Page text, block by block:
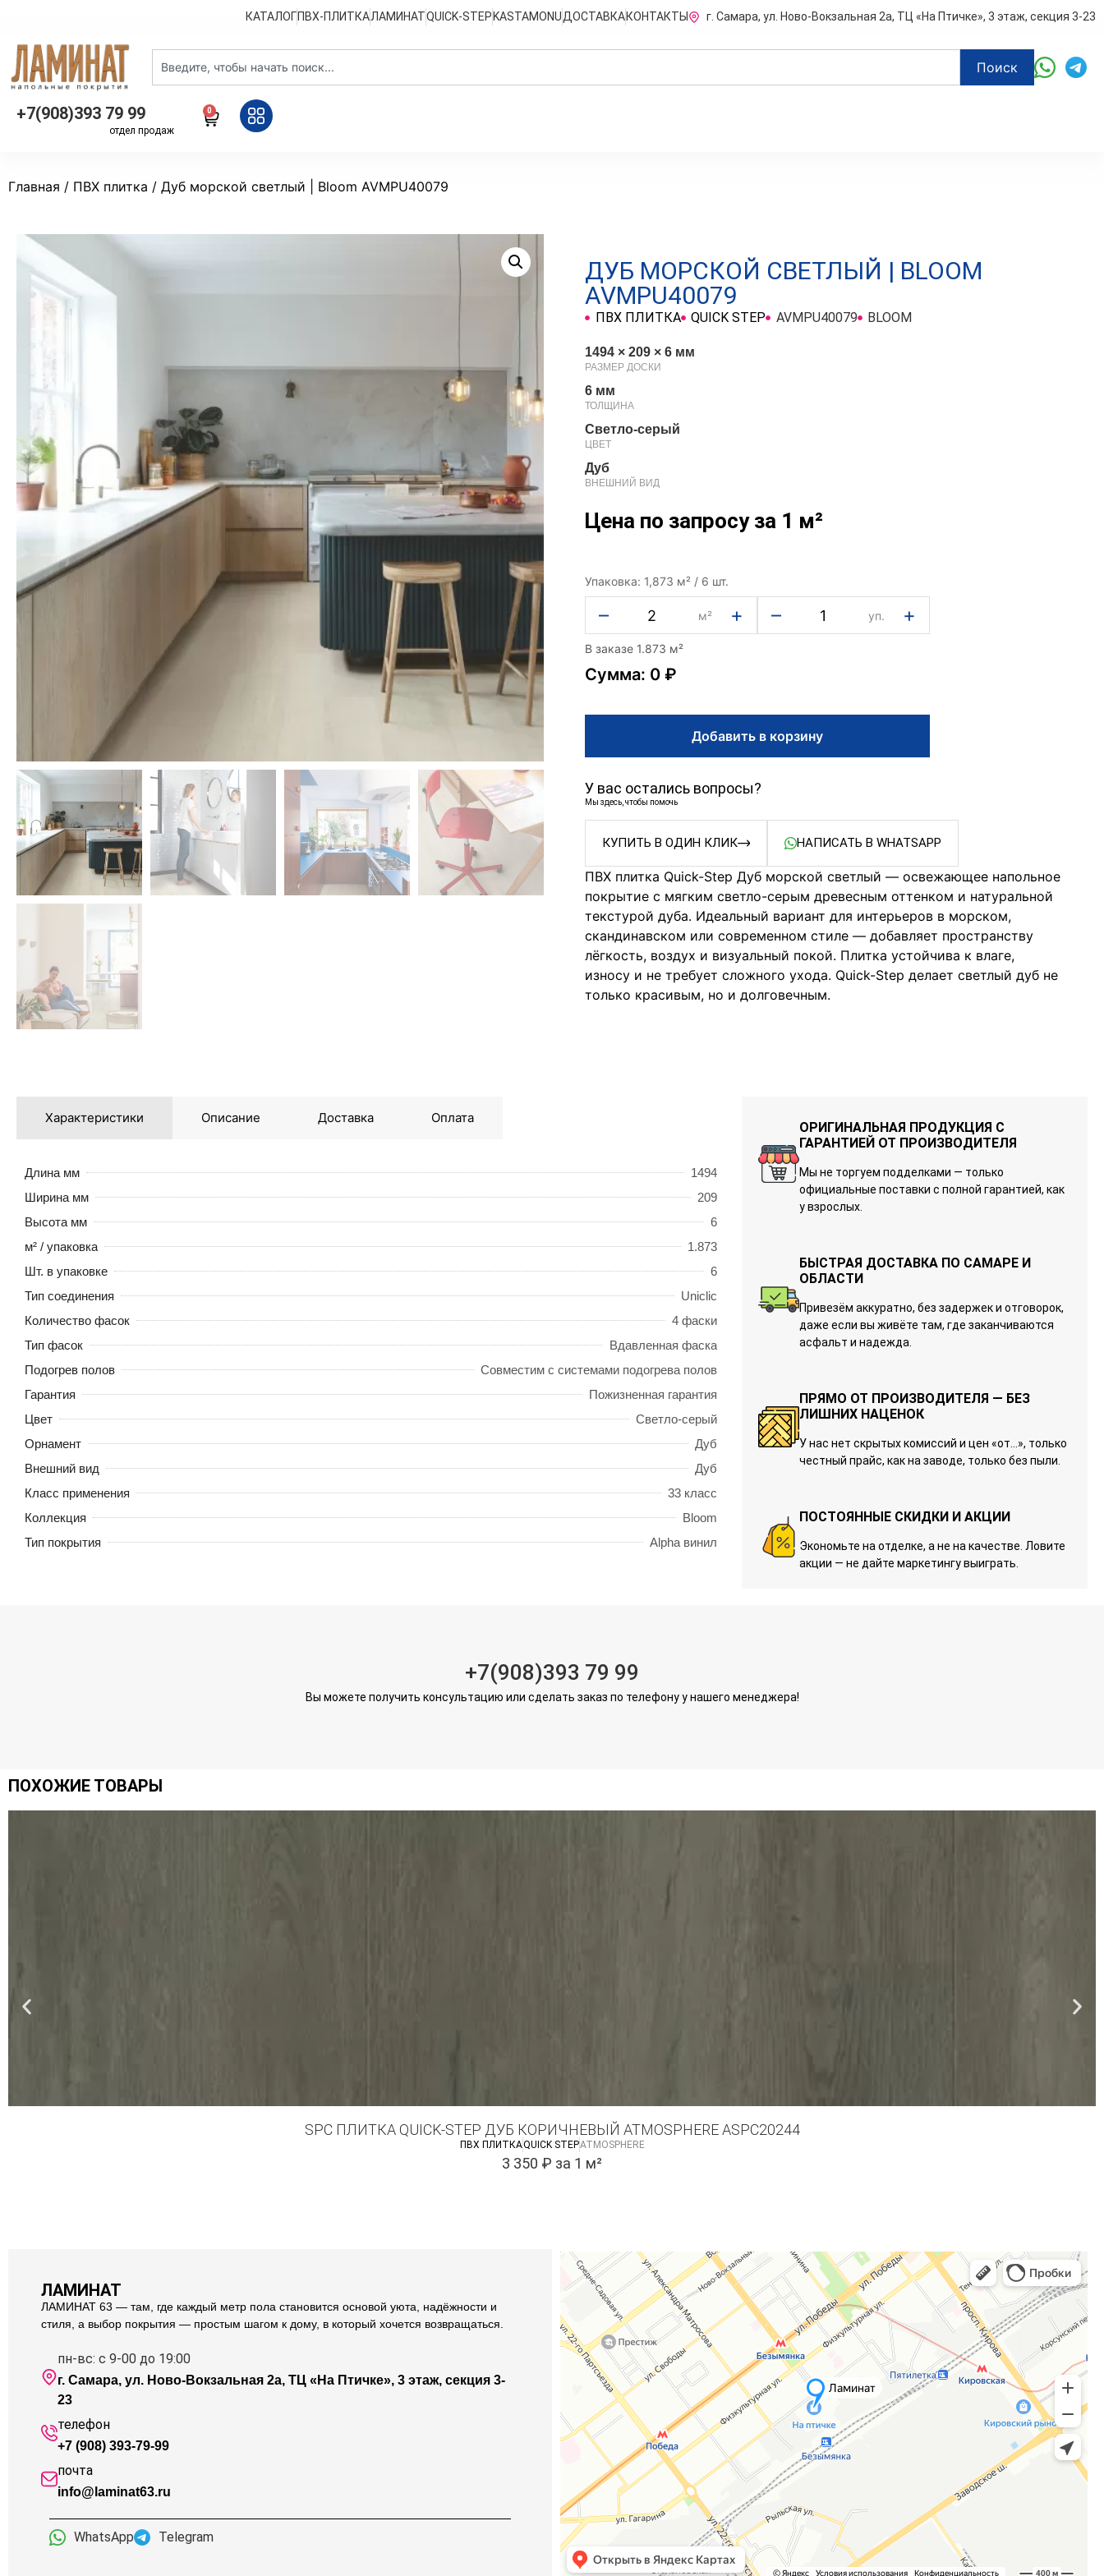
КАТАЛОГ ПВХ-ПЛИТКАЛАМИНАТQUICK-STEP KASTAMONUДОСТАВКА КОНТАКТЫ г. Самара, ул. Ново-Вокзальная 2а, ТЦ «На Птичке», 3 этаж, секция 3-23
Поиск
+7(908)393 79 99
отдел продаж
0
Главная / ПВХ плитка / Дуб морской светлый | Bloom AVMPU40079
ДУБ МОРСКОЙ СВЕТЛЫЙ | BLOOM
AVMPU40079
ПВХ ПЛИТКА QUICK STEP AVMPU40079 BLOOM
1494 × 209 × 6 мм
РАЗМЕР ДОСКИ
6 мм
ТОЛЩИНА
Светло-серый
ЦВЕТ
Дуб
ВНЕШНИЙ ВИД
Цена по запросу за 1 м²
Упаковка: 1,873 м² / 6 шт.
– м² + – уп. +
В заказе 1.873 м²
Сумма: 0 ₽
Добавить в корзину
У вас остались вопросы?
Мы здесь, чтобы помочь
КУПИТЬ В ОДИН КЛИК НАПИСАТЬ В WHATSAPP
ПВХ плитка Quick-Step Дуб морской светлый — освежающее напольное
покрытие с мягким светло-серым древесным оттенком и натуральной
текстурой дуба. Идеальный вариант для интерьеров в морском,
скандинавском или современном стиле — добавляет пространству
лёгкость, воздух и визуальный покой. Плитка устойчива к влаге,
износу и не требует сложного ухода. Quick-Step делает светлый дуб не
только красивым, но и долговечным.
Характеристики Описание Доставка Оплата
Длина мм
1494
Ширина мм
209
Высота мм
6
м² / упаковка
1.873
Шт. в упаковке
6
Тип соединения
Uniclic
Количество фасок
4 фаски
Тип фасок
Вдавленная фаска
Подогрев полов
Совместим с системами подогрева полов
Гарантия
Пожизненная гарантия
Цвет
Светло-серый
Орнамент
Дуб
Внешний вид
Дуб
Класс применения
33 класс
Коллекция
Bloom
Тип покрытия
Alpha винил
ОРИГИНАЛЬНАЯ ПРОДУКЦИЯ С
ГАРАНТИЕЙ ОТ ПРОИЗВОДИТЕЛЯ
Мы не торгуем подделками — только
официальные поставки с полной гарантией, как
у взрослых.
БЫСТРАЯ ДОСТАВКА ПО САМАРЕ И
ОБЛАСТИ
Привезём аккуратно, без задержек и отговорок,
даже если вы живёте там, где заканчиваются
асфальт и надежда.
ПРЯМО ОТ ПРОИЗВОДИТЕЛЯ — БЕЗ
ЛИШНИХ НАЦЕНОК
У нас нет скрытых комиссий и цен «от…», только
честный прайс, как на заводе, только без пыли.
ПОСТОЯННЫЕ СКИДКИ И АКЦИИ
Экономьте на отделке, а не на качестве. Ловите
акции — не дайте маркетингу выиграть.
+7(908)393 79 99
Вы можете получить консультацию или сделать заказ по телефону у нашего менеджера!
ПОХОЖИЕ ТОВАРЫ
SPC ПЛИТКА QUICK-STEP ДУБ КОРИЧНЕВЫЙ ATMOSPHERE ASPC20244
ПВХ ПЛИТКАQUICK STEPATMOSPHERE
3 350 ₽ за 1 м²
ЛАМИНАТ
ЛАМИНАТ 63 — там, где каждый метр пола становится основой уюта, надёжности и
стиля, а выбор покрытия — простым шагом к дому, в который хочется возвращаться.
пн-вс: с 9-00 до 19:00
г. Самара, ул. Ново-Вокзальная 2а, ТЦ «На Птичке», 3 этаж, секция 3-
23
телефон
+7 (908) 393-79-99
почта
info@laminat63.ru
WhatsApp Telegram